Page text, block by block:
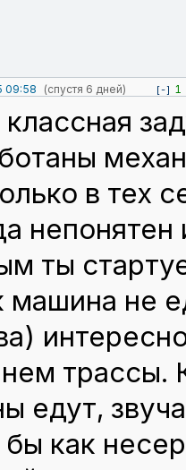
09:58 (спустя 6 дней) [-] 1
в тех
ты
машина не
трассы.
едут,
как